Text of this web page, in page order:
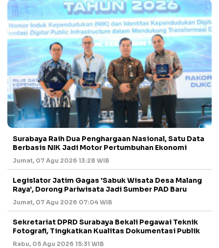
Surabaya Raih Dua Penghargaan Nasional, Satu Data
Berbasis NIK Jadi Motor Pertumbuhan Ekonomi
Jumat, 07 Agu 2026 13:28 WIB
Legislator Jatim Gagas 'Sabuk Wisata Desa Malang
Raya', Dorong Pariwisata Jadi Sumber PAD Baru
Jumat, 07 Agu 2026 07:04 WIB
Sekretariat DPRD Surabaya Bekali Pegawai Teknik
Fotografi, Tingkatkan Kualitas Dokumentasi Publik
Rabu, 05 Agu 2026 15:31 WIB